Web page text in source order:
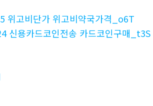
고비단가 위고비약국가격_o6T
신용카드코인전송 카드코인구매_t3S